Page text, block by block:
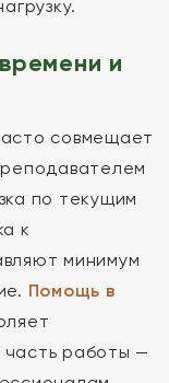
и
совмещает
по текущим
к
минимум
Помощь в
работы —